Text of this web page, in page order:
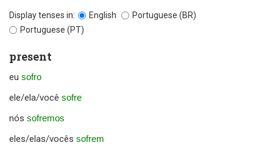
Display tenses in: English
Portuguese (BR)
Portuguese (PT)
present
eu sofro
ele/ela/você sofre
nós sofremos
eles/elas/vocês sofrem